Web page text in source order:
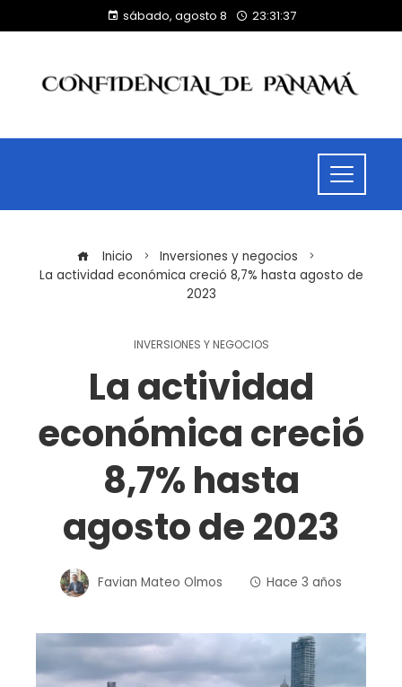
sábado, agosto 8 23:31:37
Inicio
Inversiones y negocios
La actividad económica creció 8,7% hasta agosto de
2023
INVERSIONES Y NEGOCIOS
La actividad
económica creció
8,7% hasta
agosto de 2023
Favian Mateo Olmos Hace 3 años